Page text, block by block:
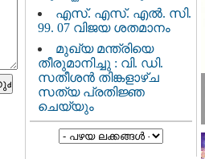
എസ്. എസ്. എൽ. സി.
99. 07 വിജയ ശതമാനം
മുഖ്യ മന്ത്രിയെ
തീരുമാനിച്ചു : വി. ഡി.
സതീശന്‍ തിങ്കളാഴ്ച
സത്യ പ്രതിജ്ഞ
ചെയ്യും